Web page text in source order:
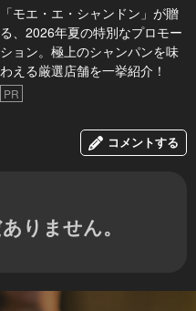
「モエ・エ・シャンドン」が贈
る、2026年夏の特別なプロモー
ション。極上のシャンパンを味
わえる厳選店舗を一挙紹介！
PR
コメントする
りません。